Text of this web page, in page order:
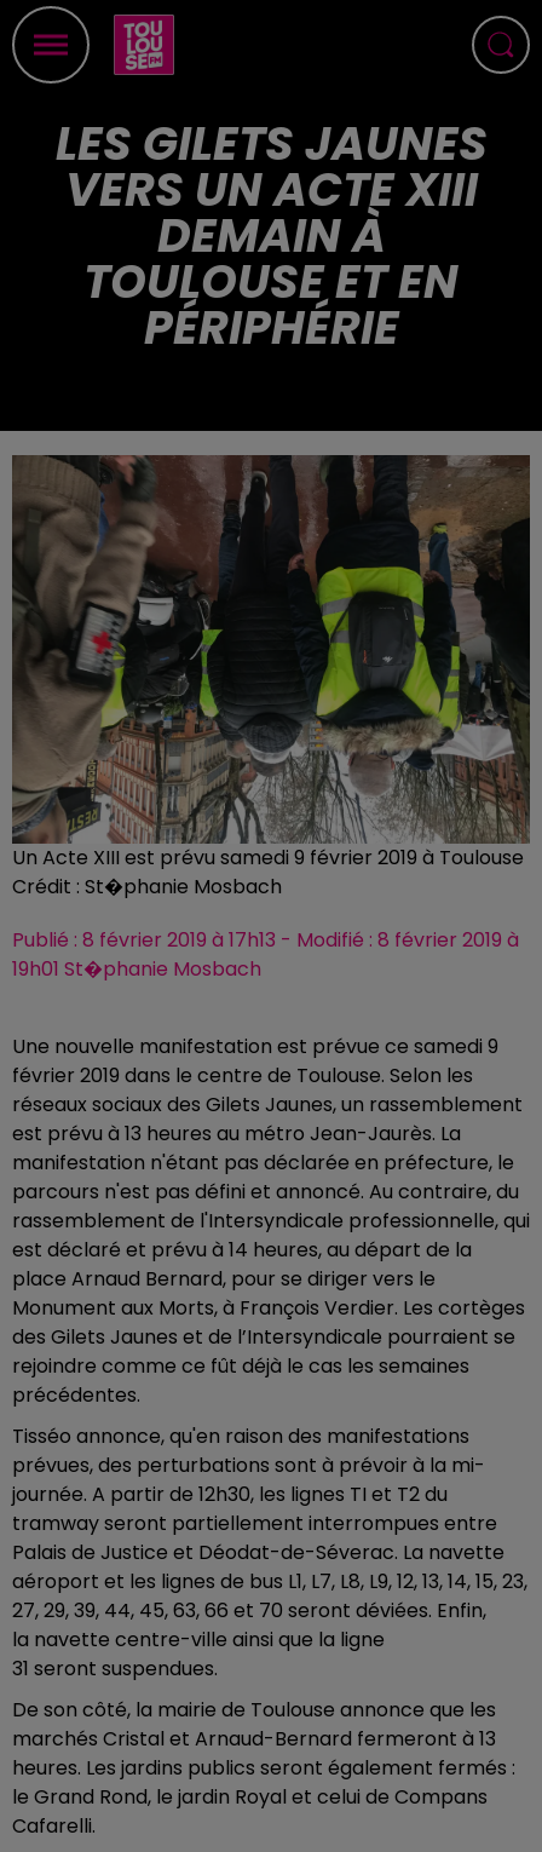
LES GILETS JAUNES
VERS UN ACTE XIII
DEMAIN À
TOULOUSE ET EN
PÉRIPHÉRIE
Un Acte XIII est prévu samedi 9 février 2019 à Toulouse
Crédit : St�phanie Mosbach
Publié : 8 février 2019 à 17h13 - Modifié : 8 février 2019 à
19h01 St�phanie Mosbach
Une nouvelle manifestation est prévue ce samedi 9
février 2019 dans le centre de Toulouse. Selon les
réseaux sociaux des Gilets Jaunes, un rassemblement
est prévu à 13 heures au métro Jean-Jaurès. La
manifestation n'étant pas déclarée en préfecture, le
parcours n'est pas défini et annoncé. Au contraire, du
rassemblement de l'Intersyndicale professionnelle, qui
est déclaré et prévu à 14 heures, au départ de la
place Arnaud Bernard, pour se diriger vers le
Monument aux Morts, à François Verdier. Les cortèges
des Gilets Jaunes et de l’Intersyndicale pourraient se
rejoindre comme ce fût déjà le cas les semaines
précédentes.
Tisséo annonce, qu'en raison des manifestations
prévues, des perturbations sont à prévoir à la mi-
journée. A partir de 12h30, les lignes TI et T2 du
tramway seront partiellement interrompues entre
Palais de Justice et Déodat-de-Séverac. La navette
aéroport et les lignes de bus L1, L7, L8, L9, 12, 13, 14, 15, 23,
27, 29, 39, 44, 45, 63, 66 et 70 seront déviées. Enfin,
la navette centre-ville ainsi que la ligne
31 seront suspendues.
De son côté, la mairie de Toulouse annonce que les
marchés Cristal et Arnaud-Bernard fermeront à 13
heures. Les jardins publics seront également fermés :
le Grand Rond, le jardin Royal et celui de Compans
Cafarelli.